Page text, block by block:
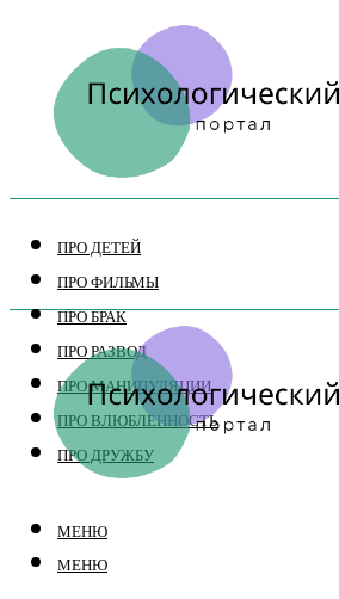
ПРО ДЕТЕЙ
ПРО ФИЛЬМЫ
ПРО БРАК
ПРО РАЗВОД
ПРО МАНИПУЛЯЦИИ
ПРО ВЛЮБЛЕННОСТЬ
ПРО ДРУЖБУ
МЕНЮ
МЕНЮ